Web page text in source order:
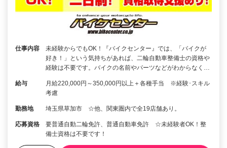
仕事内容
未経験からでもOK！『バイクセンター』では、「バイクが
好き！」という気持ちがあれば、二輪自動車整備士の資格や
経験は不要です。バイクの名前やパーツなどがわからなく…
給与
月給220,000円～350,000円以上＋各種手当 ※経験･スキル
考慮
勤務地 埼玉県草加市 ☆他、関東圏内で全19店舗あり。
応募資格
要普通自動二輪免許、普通自動車免許 ☆未経験者OK！整
備士資格は不要です！